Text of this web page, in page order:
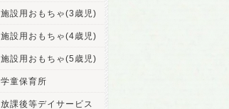
施設用おもちゃ(3歳児)
施設用おもちゃ(4歳児)
施設用おもちゃ(5歳児)
学童保育所
放課後等デイサービス